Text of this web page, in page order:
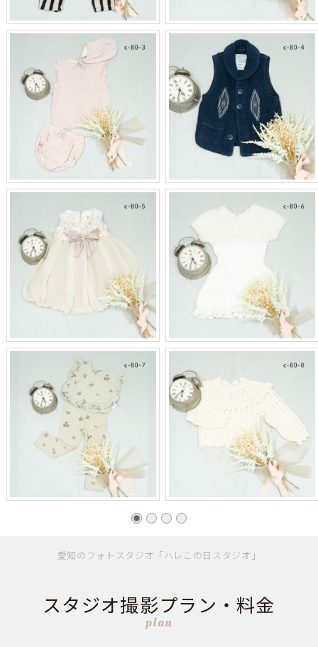
愛知のフォトスタジオ「ハレこの日スタジオ」
スタジオ撮影プラン・料金
plan